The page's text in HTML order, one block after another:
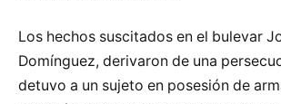
Los hechos suscitados en el bulevar
Domínguez, derivaron de una
detuvo a un sujeto en posesión de